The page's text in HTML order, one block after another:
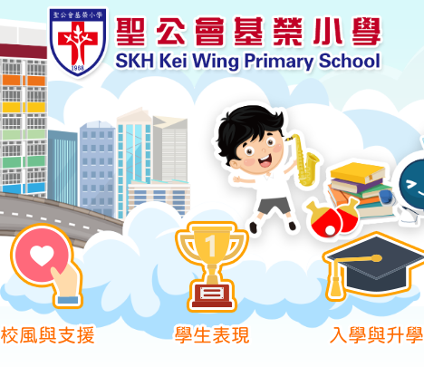
校風與支援 學生表現 入學與升學